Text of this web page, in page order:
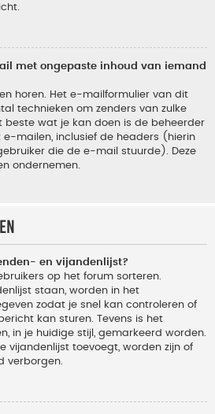
met ongepaste inhoud van iemand
horen. Het e-mailformulier van dit
technieken om zenders van zulke
beste wat je kan doen is de beheerder
mailen, inclusief de headers (hierin
die de e-mail stuurde). Deze
ondernemen.
en vijandenlijst?
op het forum sorteren.
staan, worden in het
zodat je snel kan controleren of
kan sturen. Tevens is het
in je huidige stijl, gemarkeerd worden.
vijandenlijst toevoegt, worden zijn of
verborgen.